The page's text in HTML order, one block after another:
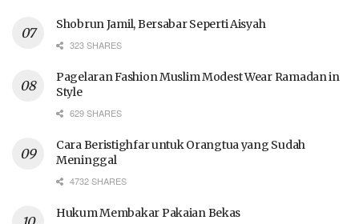
Shobrun Jamil, Bersabar Seperti Aisyah
323 SHARES
Pagelaran Fashion Muslim Modest Wear Ramadan in
Style
629 SHARES
Cara Beristighfar untuk Orangtua yang Sudah
Meninggal
4732 SHARES
Hukum Membakar Pakaian Bekas